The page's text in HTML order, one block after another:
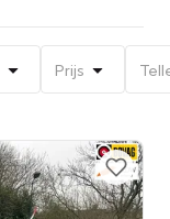
Prijs